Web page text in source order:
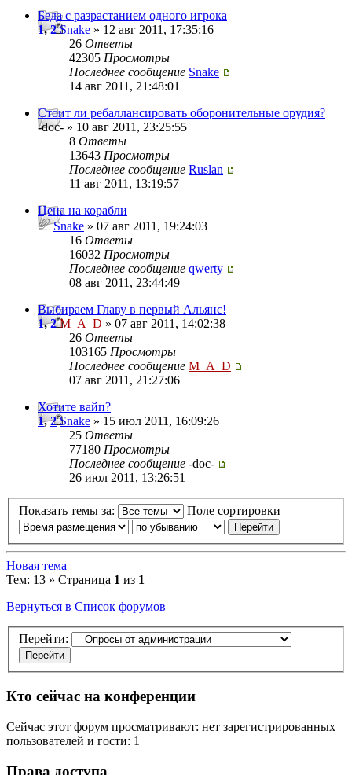
Беда с разрастанием одного игрока
1,2 Snake » 12 авг 2011, 17:35:16
26 Ответы
42305 Просмотры
Последнее сообщение Snake
14 авг 2011, 21:48:01
Стоит ли ребаллансировать оборонительные орудия?
-doc- » 10 авг 2011, 23:25:55
8 Ответы
13643 Просмотры
Последнее сообщение Ruslan
11 авг 2011, 13:19:57
Цена на корабли
Snake » 07 авг 2011, 19:24:03
16 Ответы
16032 Просмотры
Последнее сообщение qwerty
08 авг 2011, 23:44:49
Выбираем Главу в первый Альянс!
1,2 M_A_D » 07 авг 2011, 14:02:38
26 Ответы
103165 Просмотры
Последнее сообщение M_A_D
07 авг 2011, 21:27:06
Хотите вайп?
1,2 Snake » 15 июл 2011, 16:09:26
25 Ответы
77180 Просмотры
Последнее сообщение -doc-
26 июл 2011, 13:26:51
Показать темы за: Поле сортировки
Новая тема
Тем: 13 » Страница 1 из 1
Вернуться в Список форумов
Перейти:
Кто сейчас на конференции
Сейчас этот форум просматривают: нет зарегистрированных
пользователей и гости: 1
Права доступа